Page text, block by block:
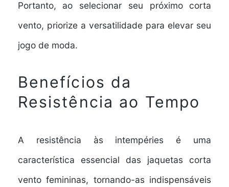
Portanto, ao selecionar seu próximo corta
vento, priorize a versatilidade para elevar seu
jogo de moda.
Benefícios da
Resistência ao Tempo
A resistência às intempéries é uma
característica essencial das jaquetas corta
vento femininas, tornando-as indispensáveis